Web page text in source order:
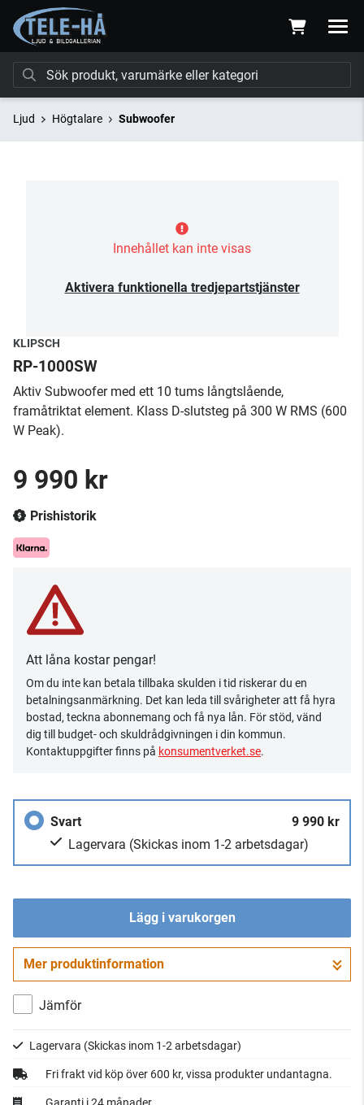
Ljud Högtalare Subwoofer
Innehållet kan inte visas
Aktivera funktionella tredjepartstjänster
KLIPSCH
RP-1000SW
Aktiv Subwoofer med ett 10 tums långtslående,
framåtriktat element. Klass D-slutsteg på 300 W RMS (600
W Peak).
9 990 kr
Prishistorik
Att låna kostar pengar!
Om du inte kan betala tillbaka skulden i tid riskerar du en
betalningsanmärkning. Det kan leda till svårigheter att få hyra
bostad, teckna abonnemang och få nya lån. För stöd, vänd
dig till budget- och skuldrådgivningen i din kommun.
Kontaktuppgifter finns på konsumentverket.se.
Svart
9 990 kr
Lagervara (Skickas inom 1-2 arbetsdagar)
Lägg i varukorgen
Gå till kassan
Mer produktinformation
Jämför
Lagervara (Skickas inom 1-2 arbetsdagar)
Fri frakt vid köp över 600 kr, vissa produkter undantagna.